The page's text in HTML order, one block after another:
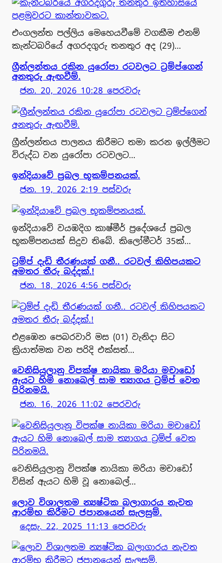
එංගලන්ත පල්ලිය මෙහෙයවීමේ වගකීම එනම්
කැන්ටබරියේ අගරදගුරු තනතුර අද (29)…
ග්‍රීන්ලන්තය රකින යුරෝපා රටවලට ට්‍රම්ප්ගෙන්
අනතුරු ඇඟවීම්.
ජන. 20, 2026 10:28 පෙරවරු
ග්‍රීන්ලන්තය පාලනය කිරීමට තමා කරන ඉල්ලීමට
විරුද්ධ වන යුරෝපා රටවලට…
ඉන්දියාවේ ප්‍රබල භූකම්පනයක්.
ජන. 19, 2026 2:19 පස්වරු
ඉන්දියාවේ වයඹදිග කාෂ්මීර් ප්‍රදේශයේ ප්‍රබල
භූකම්පනයක් සිදුව තිබේ. කිලෝමීටර් 35ක්…
ට්‍රම්ප් දැඩි⁣ තීරණයක් ගනී.. රටවල් කිහිපයකට
අමතර තීරු බද්දක්.!
ජන. 18, 2026 4:56 පස්වරු
එළඹෙන පෙබරවාරි මස (01) වැනිදා සිට
ක්‍රියාත්මක වන පරිදි එක්සත්…
වෙනිසියුලානු විපක්ෂ නායිකා මරියා මචාඩෝ
ඇයට හිමි නො‍බෙල් සාම ත්‍යාගය ට්‍රම්ප් වෙත
පිරිනමයි.
ජන. 16, 2026 11:02 පෙරවරු
වෙනිසියුලානු විපක්ෂ නායිකා මරියා මචාඩෝ
විසින් ඇයට හිමි වූ නො‍බෙල්…
ලොව විශාලතම න්‍යෂ්ටික බලාගාරය නැවත
ආරම්භ කිරීමට ජපානයෙන් සැලසුම්.
දෙසැ. 22, 2025 11:13 පෙරවරු